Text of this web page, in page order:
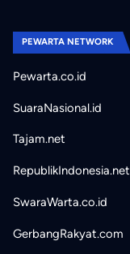
PEWARTA NETWORK
Pewarta.co.id
SuaraNasional.id
Tajam.net
RepublikIndonesia.net
SwaraWarta.co.id
GerbangRakyat.com